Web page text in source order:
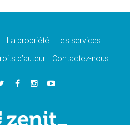
l'Église accompagne les
chemin de la dignité
le vicariat apostolique de
un diocèse
La propriété
Les services
d’auteur Contactez-nous